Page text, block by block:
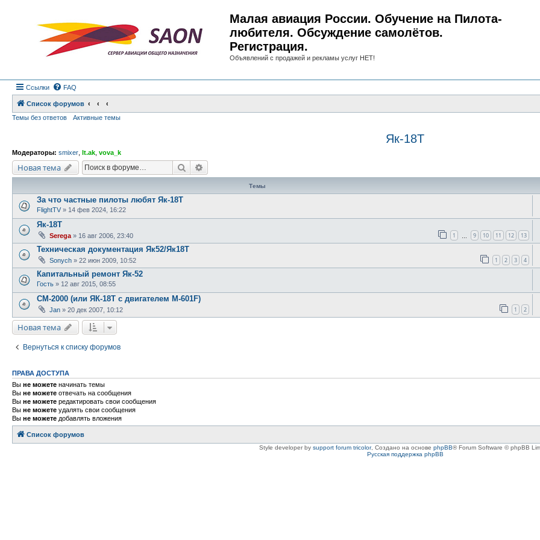
Малая авиация России. Обучение на Пилота-
любителя. Обсуждение самолётов.
Регистрация.
Объявлений с продажей и рекламы услуг НЕТ!
Ссылки FAQ
Список форумов
Темы без ответов
Активные темы
Як-18Т
Модераторы: smixer lt.ak vova_k
Новая тема Поиск
Темы
За что частные пилоты любят Як-18Т
FlightTV » 14 фев 2024, 16:22
Як-18Т
Serega » 16 авг 2006, 23:40 1 9 10 11 12 13
Техническая документация Як52/Як18Т
Sonych » 22 июн 2009, 10:52 1 2 3 4
Капитальный ремонт Як-52
Гость » 12 авг 2015, 08:55
СМ-2000 (или ЯК-18Т с двигателем М-601F)
Jan » 20 дек 2007, 10:12 1 2
Новая тема
Вернуться к списку форумов
ПРАВА ДОСТУПА
Вы не можете начинать темы
Вы не можете отвечать на сообщения
Вы не можете редактировать свои сообщения
Вы не можете удалять свои сообщения
Вы не можете добавлять вложения
Список форумов
Style developer by support forum tricolor, Создано на основе phpBB® Forum Software © phpBB
Русская поддержка phpBB